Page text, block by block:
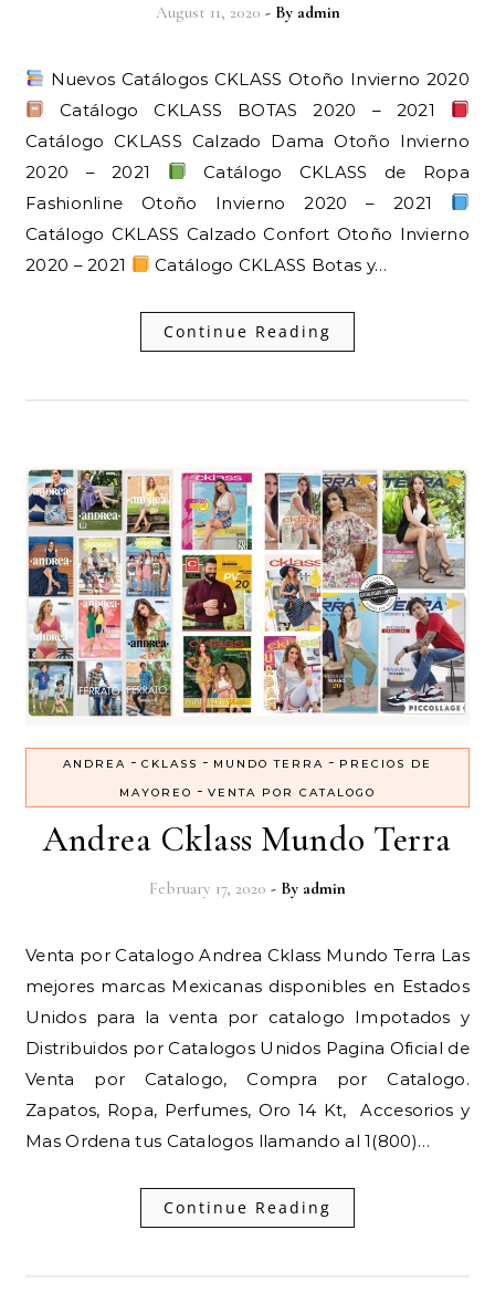
August 11, 2020 - By admin
Nuevos Catálogos CKLASS Otoño Invierno 2020
Catálogo CKLASS BOTAS 2020 – 2021
Catálogo CKLASS Calzado Dama Otoño Invierno
2020 – 2021
Catálogo CKLASS de Ropa
Fashionline Otoño Invierno 2020 – 2021
Catálogo CKLASS Calzado Confort Otoño Invierno
2020 – 2021
Catálogo CKLASS Botas y…
Continue Reading
ANDREA - CKLASS - MUNDO TERRA - PRECIOS DE
MAYOREO - VENTA POR CATALOGO
Andrea Cklass Mundo Terra
February 17, 2020 - By admin
Venta por Catalogo Andrea Cklass Mundo Terra Las
mejores marcas Mexicanas disponibles en Estados
Unidos para la venta por catalogo Impotados y
Distribuidos por Catalogos Unidos Pagina Oficial de
Venta por Catalogo, Compra por Catalogo.
Zapatos, Ropa, Perfumes, Oro 14 Kt, Accesorios y
Mas Ordena tus Catalogos llamando al 1(800)…
Continue Reading